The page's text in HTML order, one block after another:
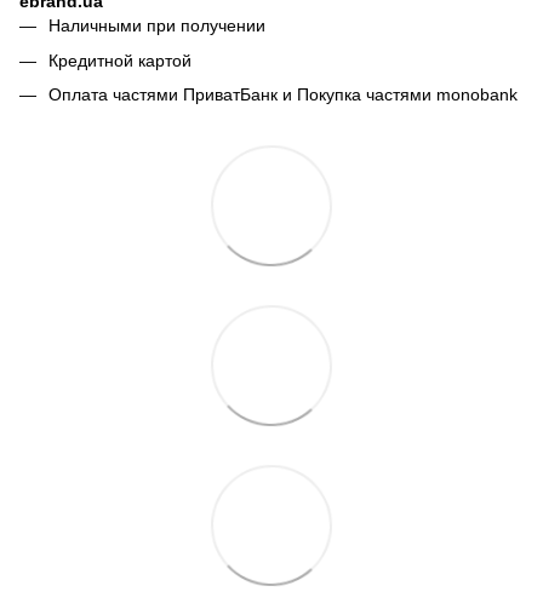
Наличными при получении
Кредитной картой
Оплата частями ПриватБанк и Покупка частями monobank